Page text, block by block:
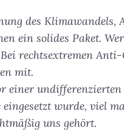
des
ein solides Paket.
rechtsextremen
mit.
einer
wurde, viel
uns gehört.